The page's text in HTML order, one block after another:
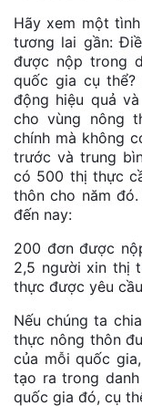
Hãy xem một
tương lai gần:
được nộp trong
quốc gia cụ thể?
động hiệu quả
cho vùng nông
chính mà không
trước và trung
có 500 thị thực
thôn cho năm
đến nay:
200 đơn được
2,5 người xin thị
thực được yêu
Nếu chúng ta
thực nông thôn
của mỗi quốc
tạo ra trong
quốc gia đó, cụ